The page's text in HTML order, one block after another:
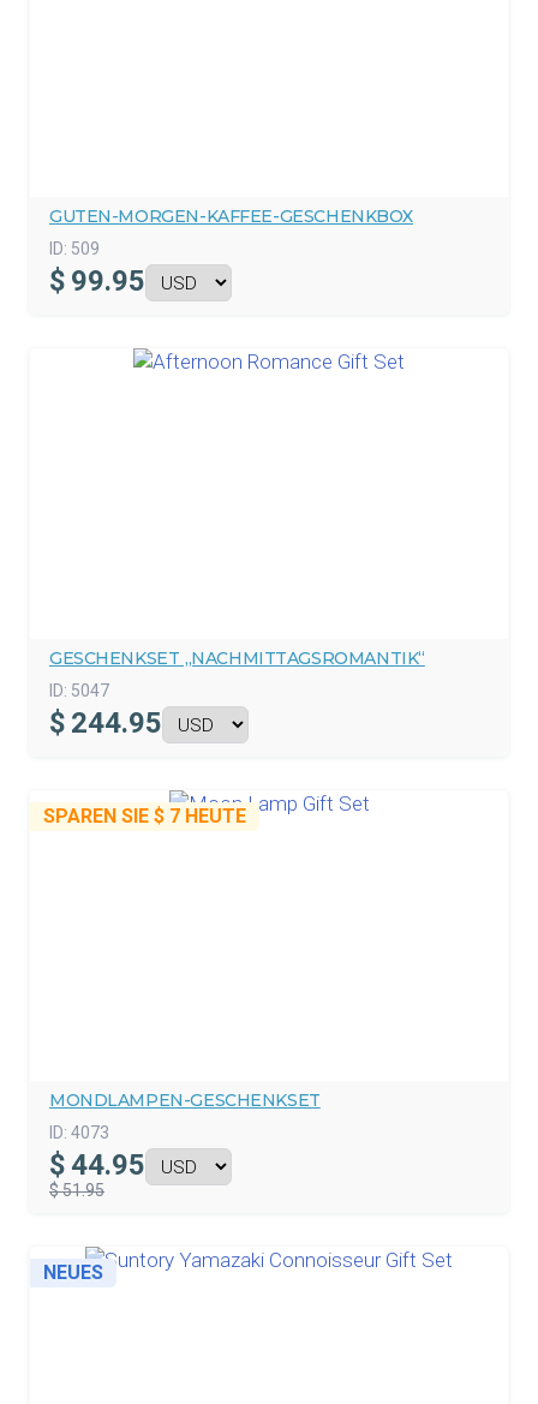
GUTEN-MORGEN-KAFFEE-GESCHENKBOX
ID: 509
$ 99.95
GESCHENKSET „NACHMITTAGSROMANTIK“
ID: 5047
$ 244.95
SPAREN SIE $ 7 HEUTE
MONDLAMPEN-GESCHENKSET
ID: 4073
$ 44.95
$ 51.95
NEUES